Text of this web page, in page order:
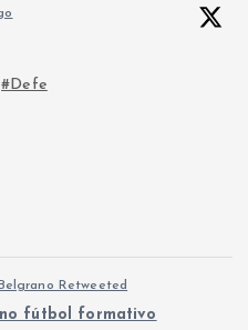
#Defe
Retweeted
fútbol formativo